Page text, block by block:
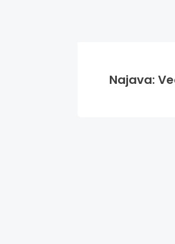
Najava: